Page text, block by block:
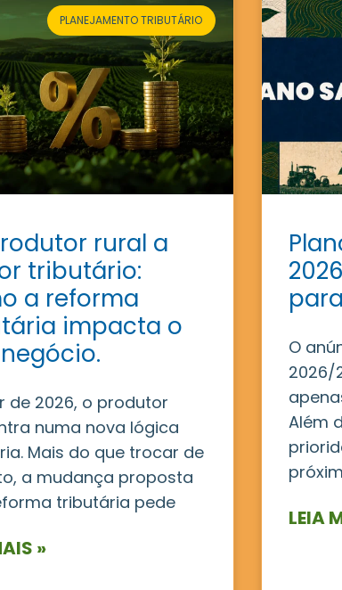
PLANEJAMENTO TRIBUTÁRIO
rural a
tributário:
a reforma
impacta o
de 2026, o produtor
numa nova lógica
Mais do que trocar de
a mudança proposta
tributária pede
»
O
2026/
Além
LEIA